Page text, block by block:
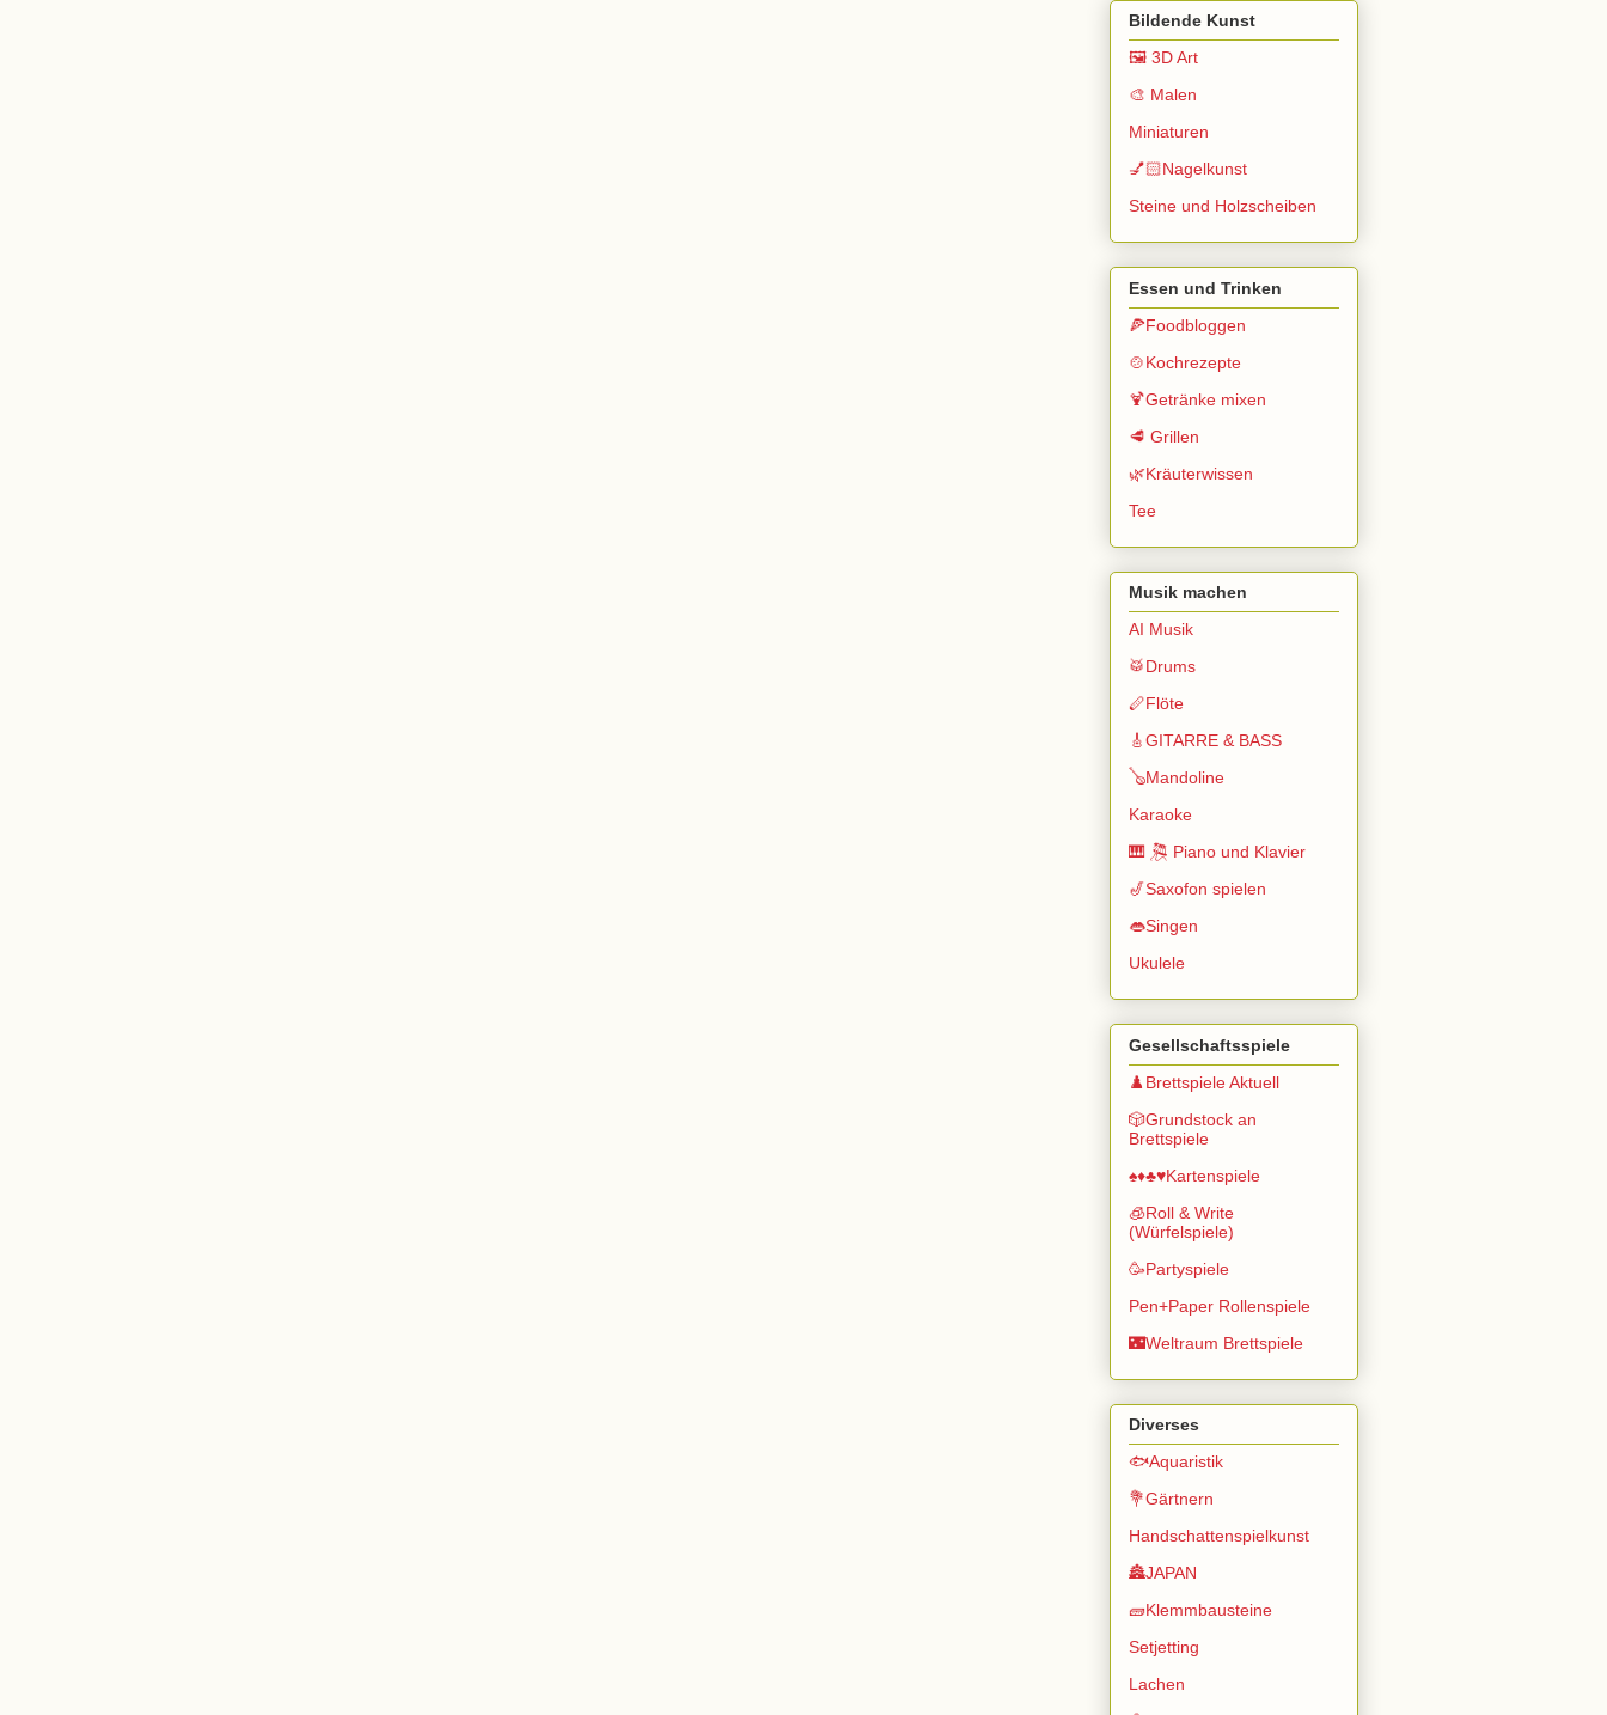
Bildende Kunst
🖼️ 3D Art
🎨 Malen
Miniaturen
💅🏻Nagelkunst
Steine und Holzscheiben
Essen und Trinken
🍕Foodbloggen
🍲Kochrezepte
🍹Getränke mixen
🥩 Grillen
🌿Kräuterwissen
Tee
Musik machen
AI Musik
🥁Drums
🪈Flöte
🎸GITARRE & BASS
🪕Mandoline
Karaoke
🎹 🎘 Piano und Klavier
🎷Saxofon spielen
👄Singen
Ukulele
Gesellschaftsspiele
♟️Brettspiele Aktuell
🎲Grundstock an
Brettspiele
♠️♦️♣️♥️Kartenspiele
🧊Roll & Write
(Würfelspiele)
🥳Partyspiele
Pen+Paper Rollenspiele
🌃Weltraum Brettspiele
Diverses
🐟Aquaristik
💐Gärtnern
Handschattenspielkunst
🏯JAPAN
🧱Klemmbausteine
Setjetting
Lachen